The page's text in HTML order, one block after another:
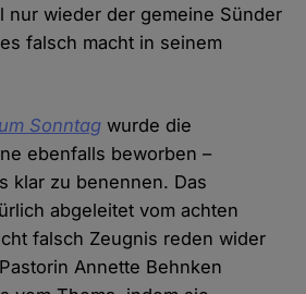
nur wieder der gemeine Sünder
falsch macht in seinem
Sonntag wurde die
ebenfalls beworben –
klar zu benennen. Das
abgeleitet vom achten
falsch Zeugnis reden wider
Annette Behnken